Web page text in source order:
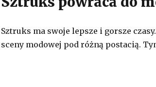
Sztruks ma swoje lepsze i gorsze
sceny modowej pod różną postacią.